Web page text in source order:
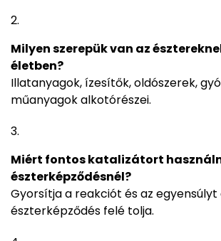
Milyen szerepük van az
életben?
Illatanyagok, ízesítők, oldószerek,
műanyagok alkotórészei.
Miért fontos katalizátort
észterképződésnél?
Gyorsítja a reakciót és az egyensúlyt
észterképződés felé tolja.